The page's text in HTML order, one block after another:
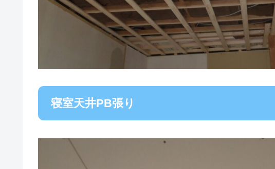
寝室天井PB張り